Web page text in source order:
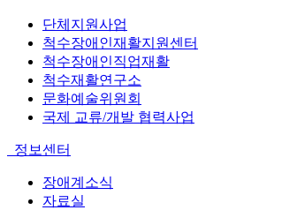
단체지원사업
척수장애인재활지원센터
척수장애인직업재활
척수재활연구소
문화예술위원회
국제 교류/개발 협력사업
정보센터
장애계소식
자료실